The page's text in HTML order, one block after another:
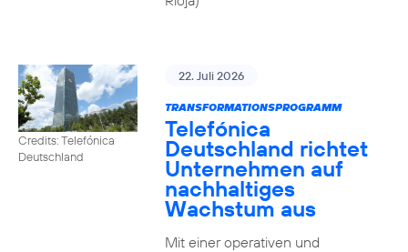
Credits: Telefónica
Deutschland
22. Juli 2026
TRANSFORMATIONSPROGRAMM
Telefónica
Deutschland richtet
Unternehmen auf
nachhaltiges
Wachstum aus
Mit einer operativen und